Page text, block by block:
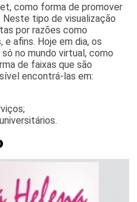
como forma de promover
tipo de visualização
por razões como
e afins. Hoje em dia, os
no mundo virtual, como
de faixas que são
encontrá-las em: